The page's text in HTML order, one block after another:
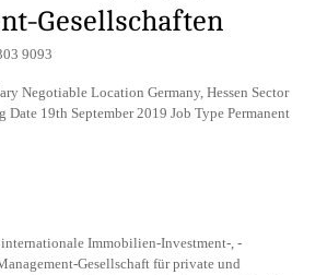
Gesellschaften
9093
Negotiable Location Germany, Hessen Sector
19th September 2019 Job Type Permanent
Immobilien-Investment-, -
Gesellschaft für private und